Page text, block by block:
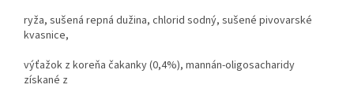
ryža, sušená repná dužina, chlorid sodný, sušené pivovarské
kvasnice,
výťažok z koreňa čakanky (0,4%), mannán-oligosacharidy
získané z